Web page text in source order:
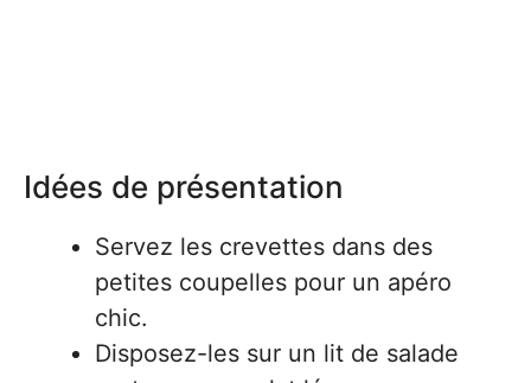
Idées de présentation
Servez les crevettes dans des
petites coupelles pour un apéro
chic.
Disposez-les sur un lit de salade